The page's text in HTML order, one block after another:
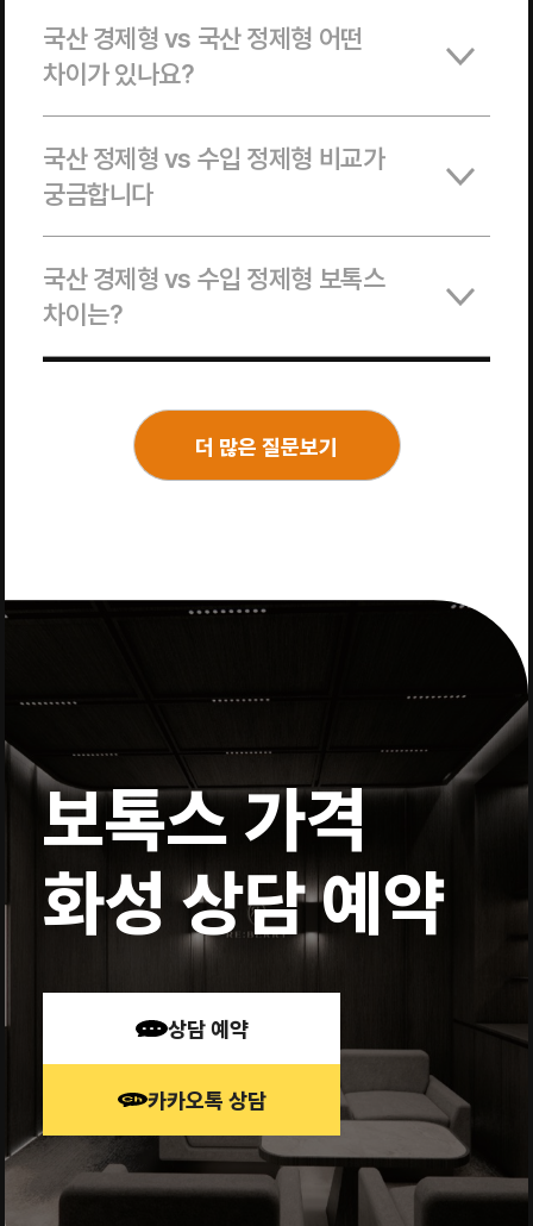
국산 경제형 vs 국산 정제형 어떤
차이가 있나요?
국산 정제형 vs 수입 정제형 비교가
궁금합니다
국산 경제형 vs 수입 정제형 보톡스
차이는?
더 많은 질문보기
보톡스 가격
화성 상담 예약
상담 예약
카카오톡 상담